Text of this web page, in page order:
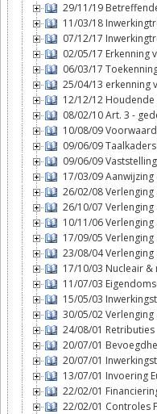
29/11/19
11/03/18
07/12/17
02/05/17 Erkenning
06/03/17
25/04/13 erkenning
12/12/12 Houdende
08/02/10 Art. 3 -
10/08/09
09/06/09
09/06/09
17/03/09
26/02/08 Verlenging
26/10/07 Verlenging
10/11/06
17/09/05
23/08/04 Verlenging
17/10/03 Nucleair
11/07/03
15/05/03
30/05/02 Verlenging
24/08/01 Retributies
20/07/01
20/07/01
13/07/01 Invoering
22/02/01
22/02/01 Controles